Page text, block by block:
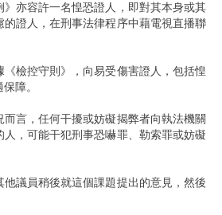
亦容許一名惶恐證人，即對其本身或其
證人，在刑事法律程序中藉電視直播聯
檢控守則》，向易受傷害證人，包括惶
障。
言，任何干擾或妨礙揭弊者向執法機關
，可能干犯刑事恐嚇罪、勒索罪或妨礙
議員稍後就這個課題提出的意見，然後